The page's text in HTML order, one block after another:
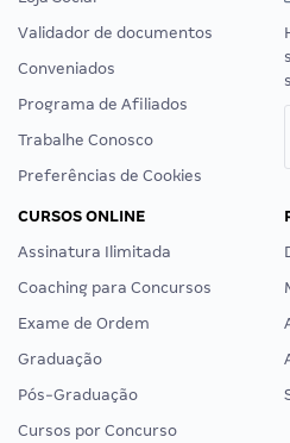
Validador de documentos
Conveniados
Programa de Afiliados
Trabalhe Conosco
Preferências de Cookies
CURSOS ONLINE
Assinatura Ilimitada
Coaching para Concursos
Exame de Ordem
Graduação
Pós-Graduação
Cursos por Concurso